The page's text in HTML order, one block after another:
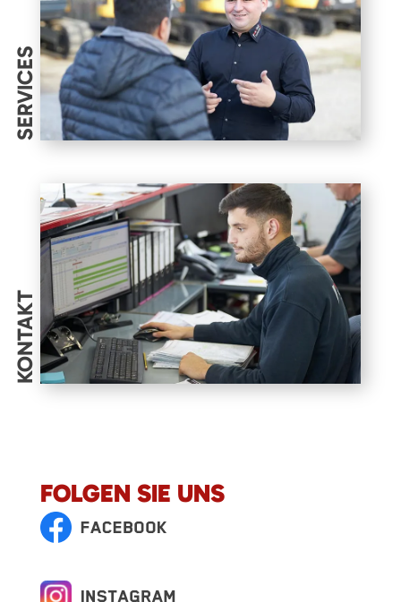
SERVICES
KONTAKT
FOLGEN SIE UNS